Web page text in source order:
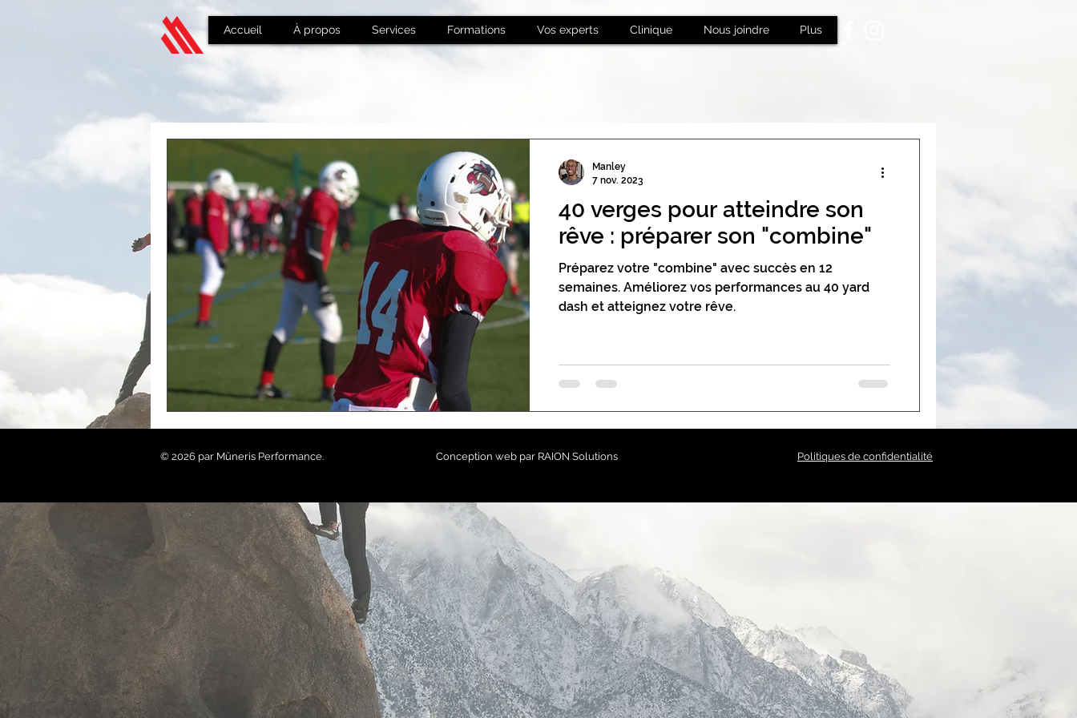
Accueil À propos Services Formations Vos experts Clinique Nous joindre Plus
40 verges pour atteindre son
rêve : préparer son "combine"
Préparez votre "combine" avec succès en 12
semaines. Améliorez vos performances au 40 yard
dash et atteignez votre rêve.
Manley
7 nov. 2023
© 2026 par Mūneris Performance. Conception web par RAION Solutions Politiques de confidentialité